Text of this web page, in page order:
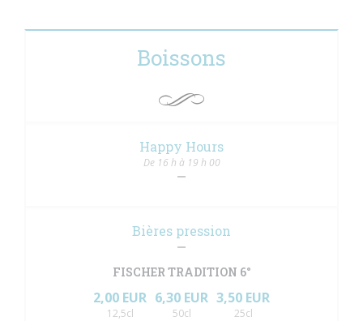
Boissons
Happy Hours
De 16 h à 19 h 00
Bières pression
FISCHER TRADITION 6°
2,00 EUR
12,5cl
6,30 EUR
50cl
3,50 EUR
25cl